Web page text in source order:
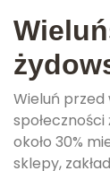
Wieluń przed
społeczności
około 30%
sklepy,